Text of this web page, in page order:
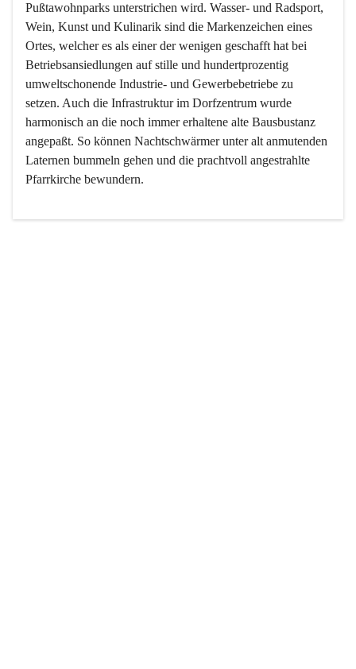
Pußtawohnparks unterstrichen wird. Wasser- und Radsport,
Wein, Kunst und Kulinarik sind die Markenzeichen eines
Ortes, welcher es als einer der wenigen geschafft hat bei
Betriebsansiedlungen auf stille und hundertprozentig
umweltschonende Industrie- und Gewerbebetriebe zu
setzen. Auch die Infrastruktur im Dorfzentrum wurde
harmonisch an die noch immer erhaltene alte Bausbustanz
angepaßt. So können Nachtschwärmer unter alt anmutenden
Laternen bummeln gehen und die prachtvoll angestrahlte
Pfarrkirche bewundern.
Der Weinbau dominert heute nicht mehr, ist aber integrativer